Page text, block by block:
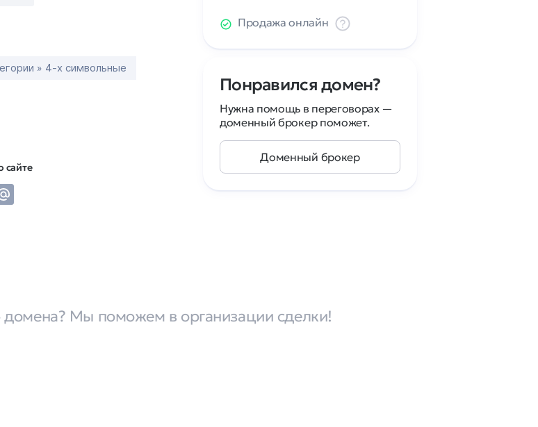
» 4-х символьные
сайте
Продажа онлайн
Понравился домен?
Нужна помощь в переговорах —
доменный брокер поможет.
Доменный брокер
домена? Мы поможем в организации сделки!